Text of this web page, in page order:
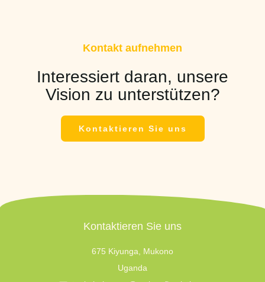
Kontakt aufnehmen
Interessiert daran, unsere
Vision zu unterstützen?
Kontaktieren Sie uns
Kontaktieren Sie uns
675 Kiyunga, Mukono
Uganda